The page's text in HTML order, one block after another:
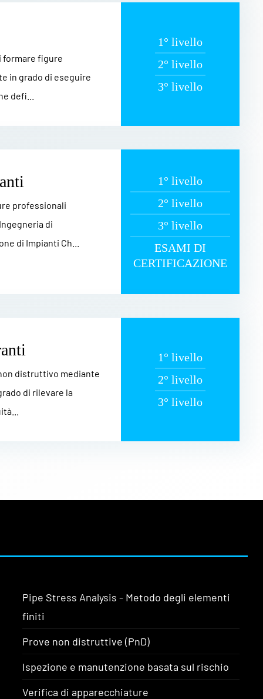
formare figure
in grado di eseguire
defi...
1° livello
2° livello
3° livello
professionali
di
di Impianti Ch...
1° livello
2° livello
3° livello
ESAMI DI
CERTIFICAZIONE
distruttivo mediante
di rilevare la
1° livello
2° livello
3° livello
Pipe Stress Analysis - Metodo degli elementi
finiti
Prove non distruttive (PnD)
Ispezione e manutenzione basata sul rischio
Verifica di apparecchiature